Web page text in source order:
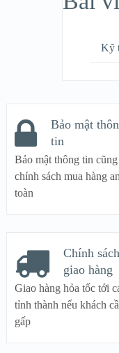
Kỹ
Bảo mật
tin
Bảo mật thông tin
chính sách mua hàng an
toàn
Chính sách
giao hàng
Giao hàng hỏa tốc tới
tỉnh thành nếu khách
gấp